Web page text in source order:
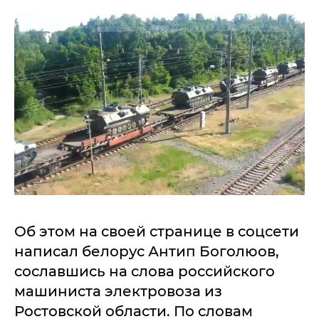
Об этом на своей странице в соцсети
написал белорус Антип Боголюов,
сославшись на слова российского
машиниста электровоза из
Ростовской области. По словам